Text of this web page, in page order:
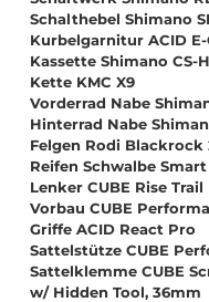
Schalthebel Shimano
Kurbelgarnitur ACID E-
Kassette Shimano CS-
Kette KMC X9
Vorderrad Nabe
Hinterrad Nabe
Felgen Rodi Blackrock
Reifen Schwalbe Smart
Lenker CUBE Rise
Vorbau CUBE
Griffe ACID React Pro
Sattelstütze CUBE
Sattelklemme CUBE
w/ Hidden Tool, 36mm